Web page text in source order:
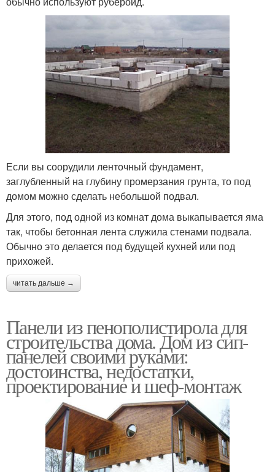
Если вы соорудили ленточный фундамент,
заглубленный на глубину промерзания грунта, то под
домом можно сделать небольшой подвал.
Для этого, под одной из комнат дома выкапывается яма
так, чтобы бетонная лента служила стенами подвала.
Обычно это делается под будущей кухней или под
прихожей.
читать дальше →
Панели из пенополистирола для
строительства дома. Дом из сип-
панелей своими руками:
достоинства, недостатки,
проектирование и шеф-монтаж